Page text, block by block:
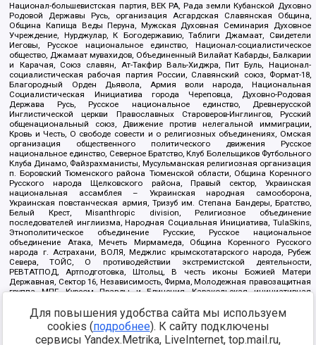
Национал-большевистская партия, ВЕК РА, Рада земли Кубанской Духовно
Родовой Державы Русь, организация Асгардская Славянская Община,
Община Капища Веды Перуна, Мужская Духовная Семинария Духовное
Учреждение, Нурджулар, К Богодержавию, Таблиги Джамаат, Свидетели
Иеговы, Русское национальное единство, Национал-социалистическое
общество, Джамаат мувахидов, Объединенный Вилайат Кабарды, Балкарии
и Карачая, Союз славян, Ат-Такфир Валь-Хиджра, Пит Буль, Национал-
социалистическая рабочая партия России, Славянский союз, Формат-18,
Благородный Орден Дьявола, Армия воли народа, Национальная
Социалистическая Инициатива города Череповца, Духовно-Родовая
Держава Русь, Русское национальное единство, Древнерусской
Инглистической церкви Православных Староверов-Инглингов, Русский
общенациональный союз, Движение против нелегальной иммиграции,
Кровь и Честь, О свободе совести и о религиозных объединениях, Омская
организация общественного политического движения Русское
национальное единство, Северное Братство, Клуб Болельщиков Футбольного
Клуба Динамо, Файзрахманисты, Мусульманская религиозная организация
п. Боровский Тюменского района Тюменской области, Община Коренного
Русского народа Щелковского района, Правый сектор, Украинская
национальная ассамблея – Украинская народная самооборона,
Украинская повстанческая армия, Тризуб им. Степана Бандеры, Братство,
Белый Крест, Misanthropic division, Религиозное объединение
последователей инглиизма, Народная Социальная Инициатива, TulaSkins,
Этнополитическое объединение Русские, Русское национальное
объединение Атака, Мечеть Мирмамеда, Община Коренного Русского
народа г. Астрахани, ВОЛЯ, Меджлис крымскотатарского народа, Рубеж
Севера, ТОЙС, О противодействии экстремистской деятельности,
РЕВТАТПОД, Артподготовка, Штольц, В честь иконы Божией Матери
Державная, Сектор 16, Независимость, Фирма, Молодежная правозащитная
группа МПГ, Курсом Правды и Единения, Каракольская инициативная
Благотворительный пансионат Ак Умут, Русская республика Русь,
Арестантское уголовное единство, Башкорт, Нация и свобода, W.H.С., Фалунь
Дафа, Иртыш Ultras, Русский Патриотический клуб-Новокузнецк/РПК,
Сибирский державный союз, Фонд борьбы с коррупцией, Фонд защиты прав
Для повышения удобства сайта мы используем
cookies (подробнее). К сайту подключены
сервисы Yandex.Metrika, LiveInternet, top.mail.ru,